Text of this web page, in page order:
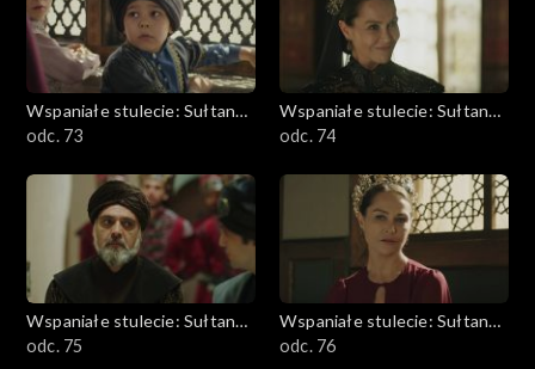
Wspaniałe stulecie: Sułtanka
Kösem
odc. 73
Wspaniałe stulecie: Sułtanka
Kösem
odc. 74
Wspaniałe stulecie: Sułtanka
Kösem
odc. 75
Wspaniałe stulecie: Sułtanka
Kösem
odc. 76